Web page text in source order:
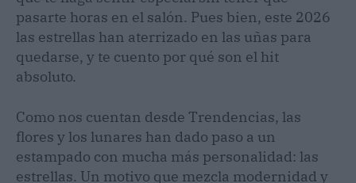
pasarte horas en el salón. Pues bien, este 2026
las estrellas han aterrizado en las uñas para
quedarse, y te cuento por qué son el hit
absoluto.
Como nos cuentan desde Trendencias, las
flores y los lunares han dado paso a un
estampado con mucha más personalidad: las
estrellas. Un motivo que mezcla modernidad y